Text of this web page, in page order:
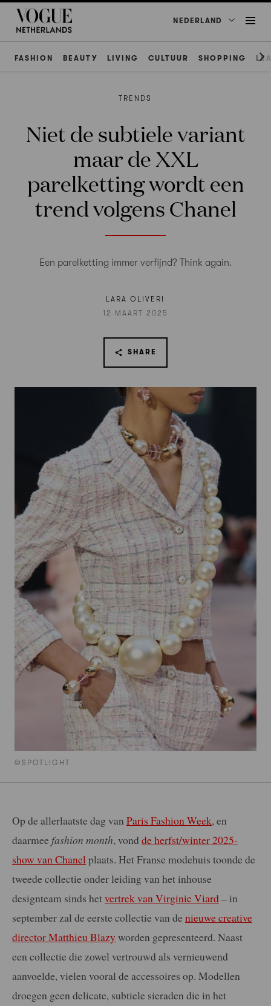
NEDERLAND
FASHION BEAUTY LIVING CULTUUR SHOPPING
©SPOTLIGHT
TRENDS
Niet de subtiele variant
maar de XXL
parelketting wordt een
trend volgens Chanel
Een parelketting immer verfijnd? Think again.
LARA OLIVERI
12 MAART 2025
SHARE
Op de allerlaatste dag van Paris Fashion Week, en
daarmee fashion month, vond de herfst/winter 2025-
show van Chanel plaats. Het Franse modehuis toonde de
tweede collectie onder leiding van het inhouse
designteam sinds hetvertrek van Virginie Viard– in
september zal de eerste collectie van de nieuwe creative
director Matthieu Blazy worden gepresenteerd. Naast
een collectie die zowel vertrouwd als vernieuwend
aanvoelde, vielen vooral de accessoires op. Modellen
droegen geen delicate, subtiele sieraden die in het